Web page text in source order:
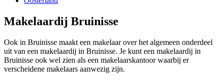
Makelaardij Bruinisse
Ook in Bruinisse maakt een makelaar over het algemeen onderdeel
uit van een makelaardij in Bruinisse. Je kunt een makelaardij in
Bruinisse ook wel zien als een makelaarskantoor waarbij er
verscheidene makelaars aanwezig zijn.